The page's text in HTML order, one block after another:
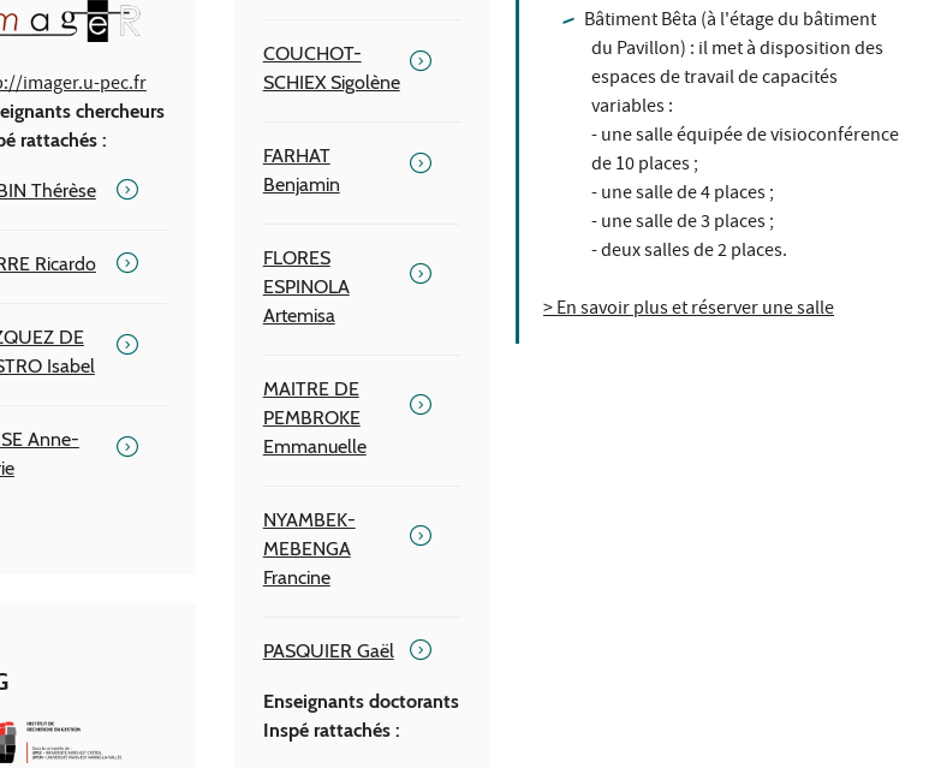
imager.u-pec.fr
chercheurs
rattachés :
Thérèse
Ricardo
DE
Isabel
Anne-
COUCHOT-
SCHIEX Sigolène
FARHAT
Benjamin
FLORES
ESPINOLA
Artemisa
MAITRE DE
PEMBROKE
Emmanuelle
NYAMBEK-
MEBENGA
Francine
PASQUIER Gaël
Enseignants doctorants
Inspé rattachés :
Bâtiment Bêta (à l'étage du bâtiment
du Pavillon) : il met à disposition des
espaces de travail de capacités
variables :
- une salle équipée de visioconférence
de 10 places ;
- une salle de 4 places ;
- une salle de 3 places ;
- deux salles de 2 places.
> En savoir plus et réserver une salle